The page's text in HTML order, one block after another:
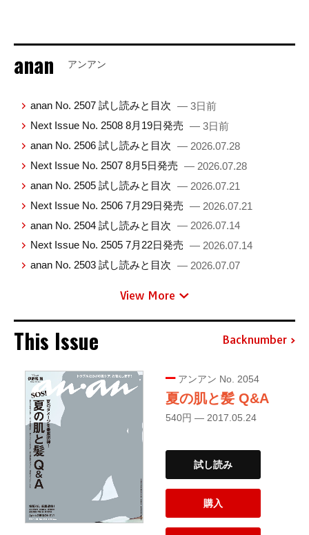
anan アンアン
anan No. 2507 試し読みと目次 — 3日前
Next Issue No. 2508 8月19日発売 — 3日前
anan No. 2506 試し読みと目次 — 2026.07.28
Next Issue No. 2507 8月5日発売 — 2026.07.28
anan No. 2505 試し読みと目次 — 2026.07.21
Next Issue No. 2506 7月29日発売 — 2026.07.21
anan No. 2504 試し読みと目次 — 2026.07.14
Next Issue No. 2505 7月22日発売 — 2026.07.14
anan No. 2503 試し読みと目次 — 2026.07.07
View More
This Issue Backnumber
アンアン No. 2054
夏の肌と髪 Q&A
540円 — 2017.05.24
試し読み
購入